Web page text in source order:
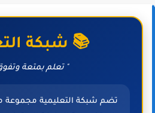
📚 شبكة
" تعلم بمتعة
تضم شبكة التعليمية مجموعة